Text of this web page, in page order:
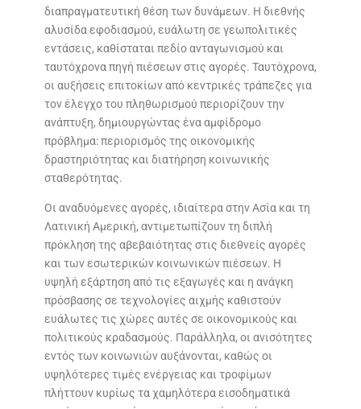
διαπραγματευτική θέση των δυνάμεων. Η διεθνής
αλυσίδα εφοδιασμού, ευάλωτη σε γεωπολιτικές
εντάσεις, καθίσταται πεδίο ανταγωνισμού και
ταυτόχρονα πηγή πιέσεων στις αγορές. Ταυτόχρονα,
οι αυξήσεις επιτοκίων από κεντρικές τράπεζες για
τον έλεγχο του πληθωρισμού περιορίζουν την
ανάπτυξη, δημιουργώντας ένα αμφίδρομο
πρόβλημα: περιορισμός της οικονομικής
δραστηριότητας και διατήρηση κοινωνικής
σταθερότητας.
Οι αναδυόμενες αγορές, ιδιαίτερα στην Ασία και τη
Λατινική Αμερική, αντιμετωπίζουν τη διπλή
πρόκληση της αβεβαιότητας στις διεθνείς αγορές
και των εσωτερικών κοινωνικών πιέσεων. Η
υψηλή εξάρτηση από τις εξαγωγές και η ανάγκη
πρόσβασης σε τεχνολογίες αιχμής καθιστούν
ευάλωτες τις χώρες αυτές σε οικονομικούς και
πολιτικούς κραδασμούς. Παράλληλα, οι ανισότητες
εντός των κοινωνιών αυξάνονται, καθώς οι
υψηλότερες τιμές ενέργειας και τροφίμων
πλήττουν κυρίως τα χαμηλότερα εισοδηματικά